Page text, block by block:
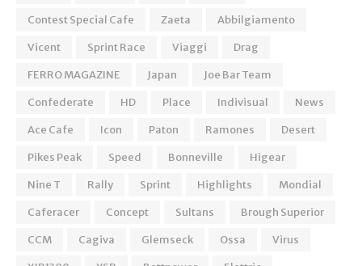
Contest Special Cafe
Zaeta
Abbilgiamento
Vicent
Sprint Race Viaggi
Drag
FERRO MAGAZINE
Japan
Joe Bar Team
Confederate
HD Place Indivisual
News
Ace Cafe
Icon Paton Ramones
Desert
Pikes Peak
Speed Bonneville
Higear
Nine T
Rally Sprint Highlights
Mondial
Caferacer
Concept Sultans
Brough Superior
CCM
Cagiva Glemseck Ossa
Virus